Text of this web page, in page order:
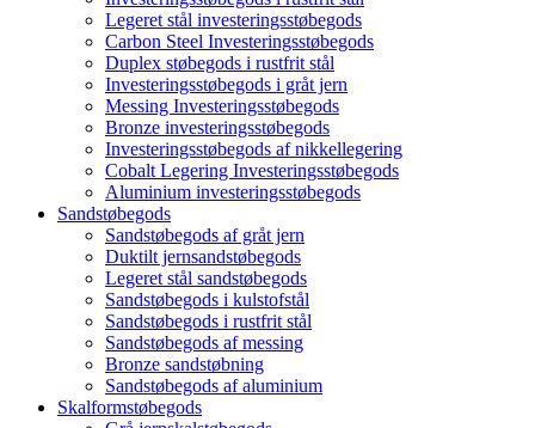
Legeret stål investeringsstøbegods
Carbon Steel Investeringsstøbegods
Duplex støbegods i rustfrit stål
Investeringsstøbegods i gråt jern
Messing Investeringsstøbegods
Bronze investeringsstøbegods
Investeringsstøbegods af nikkellegering
Cobalt Legering Investeringsstøbegods
Aluminium investeringsstøbegods
Sandstøbegods
Sandstøbegods af gråt jern
Duktilt jernsandstøbegods
Legeret stål sandstøbegods
Sandstøbegods i kulstofstål
Sandstøbegods i rustfrit stål
Sandstøbegods af messing
Bronze sandstøbning
Sandstøbegods af aluminium
Skalformstøbegods